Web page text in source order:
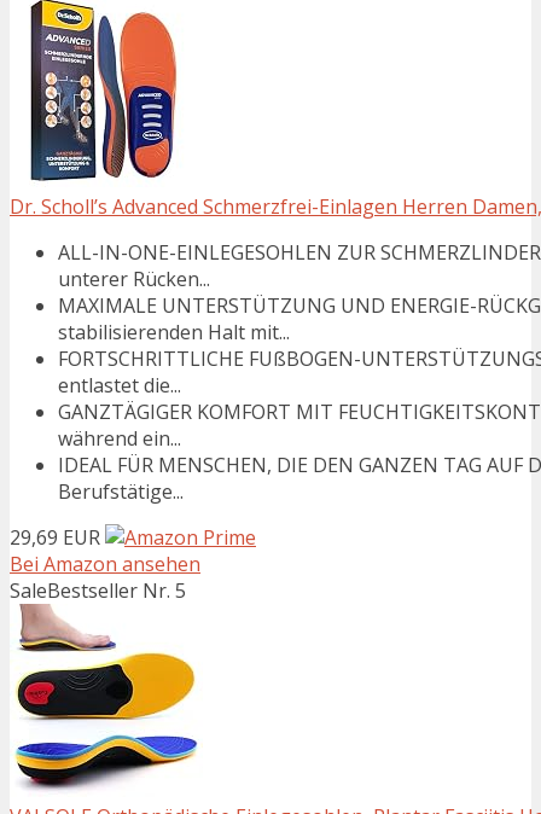
Dr. Scholl’s Advanced Schmerzfrei-Einlagen Herren
ALL-IN-ONE-EINLEGESOHLEN ZUR
unterer Rücken...
MAXIMALE UNTERSTÜTZUNG UND ENERGIE-
stabilisierenden Halt mit...
FORTSCHRITTLICHE FUßBOGEN-
entlastet die...
GANZTÄGIGER KOMFORT MIT
während ein...
IDEAL FÜR MENSCHEN, DIE DEN GANZEN TAG
Berufstätige...
29,69 EUR
Bei Amazon ansehen
SaleBestseller Nr. 5